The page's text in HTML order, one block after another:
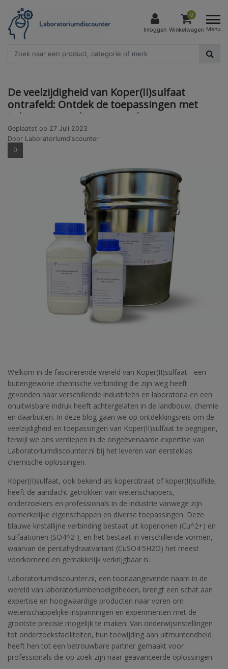
Inloggen
0
Winkelwagen Menu
De veelzijdigheid van Koper(II)sulfaat
ontrafeld: Ontdek de toepassingen met
Laboratoriumdiscounter.nl
Geplaatst op 27 Juli 2023
Door Laboratoriumdiscounter
0
Welkom in de fascinerende wereld van Koper(II)sulfaat - een
buitengewone chemische verbinding die zijn weg heeft
gevonden naar verschillende industrieën en laboratoria en een
onuitwisbare indruk heeft achtergelaten in de landbouw, chemie
en daarbuiten. In deze blog gaan we op ontdekkingsreis om de
veelzijdigheid en toepassingen van Koper(II)sulfaat te begrijpen,
terwijl we ons verdiepen in de ongeëvenaarde expertise van
Laboratoriumdiscounter.nl bij het leveren van eersteklas
chemische oplossingen.
Koper(II)sulfaat, ook bekend als kopercitraat of koper(II)sulfide,
heeft de aandacht getrokken van wetenschappers,
onderzoekers en professionals in de industrie vanwege zijn
opmerkelijke eigenschappen en diverse toepassingen. Deze
blauwe kristallijne verbinding bestaat uit koperionen (Cu^2+) en
sulfaationen (SO4^2-), en het bestaat in verschillende vormen,
waarvan de pentahydraatvariant (CuSO4·5H2O) het meest
voorkomend en gemakkelijk verkrijgbaar is.
Laboratoriumdiscounter.nl, een toonaangevende naam in de
wereld van laboratoriumbenodigdheden, brengt een schat aan
expertise en hoogwaardige producten naar voren om
wetenschappelijke inspanningen en experimenten met de
grootste precisie mogelijk te maken. Van onderwijsinstellingen
tot onderzoeksfaciliteiten, hun toewijding aan uitmuntendheid
heeft hen tot een betrouwbare partner gemaakt voor
professionals die op zoek zijn naar geavanceerde oplossingen.